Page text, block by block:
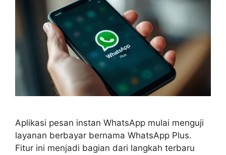
Aplikasi pesan instan WhatsApp mulai menguji
layanan berbayar bernama WhatsApp Plus.
Fitur ini menjadi bagian dari langkah terbaru